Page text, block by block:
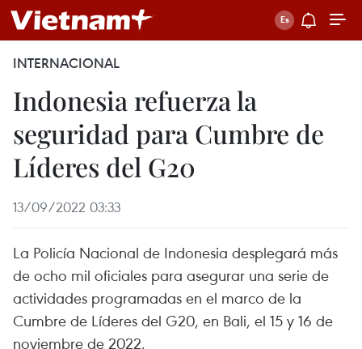
INTERNACIONAL
Indonesia refuerza la
seguridad para Cumbre de
Líderes del G20
13/09/2022 03:33
La Policía Nacional de Indonesia desplegará más
de ocho mil oficiales para asegurar una serie de
actividades programadas en el marco de la
Cumbre de Líderes del G20, en Bali, el 15 y 16 de
noviembre de 2022.